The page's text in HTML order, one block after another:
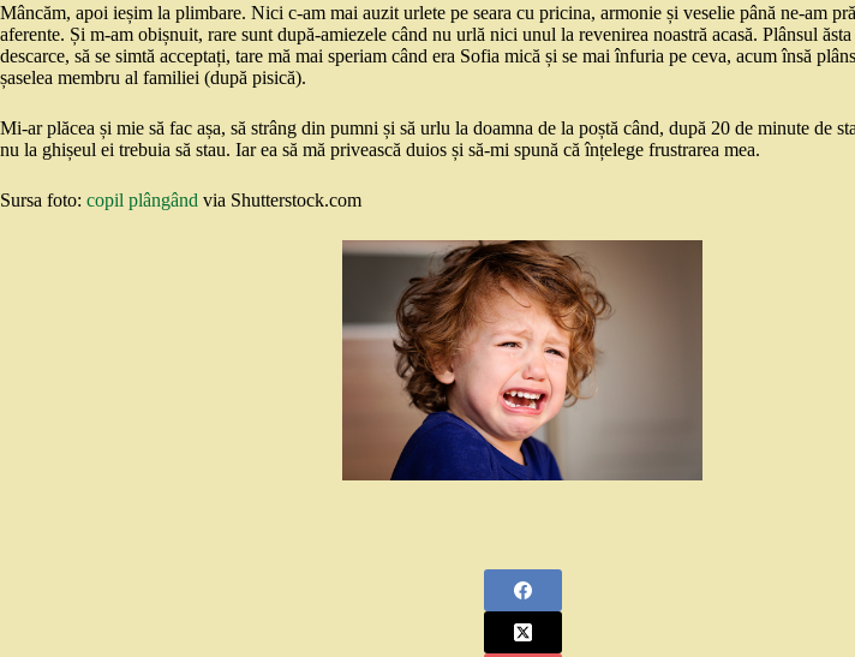
Mâncăm, apoi ieșim la plimbare. Nici c-am mai auzit urlete pe seara cu pricina, armonie și veselie până ne-am
aferente. Și m-am obișnuit, rare sunt după-amiezele când nu urlă nici unul la revenirea noastră acasă. Plânsul
descarce, să se simtă acceptați, tare mă mai speriam când era Sofia mică și se mai înfuria pe ceva, acum însă
șaselea membru al familiei (după pisică).
Mi-ar plăcea și mie să fac așa, să strâng din pumni și să urlu la doamna de la poștă când, după 20 de minute de
nu la ghișeul ei trebuia să stau. Iar ea să mă privească duios și să-mi spună că înțelege frustrarea mea.
Sursa foto: copil plângând via Shutterstock.com